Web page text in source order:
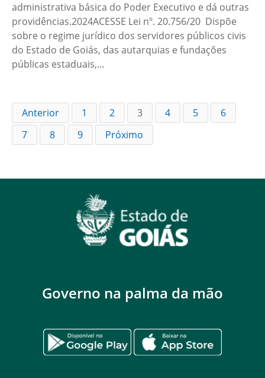
administrativa básica do Poder Executivo e dá outras
providências.2024ACESSE Lei nº. 20.756/20 Dispõe
sobre o regime jurídico dos servidores públicos civis
do Estado de Goiás, das autarquias e fundações
públicas estaduais,…
Anterior 1 2 3 4 5
6
7
8 9 Próximo
Governo na palma da mão